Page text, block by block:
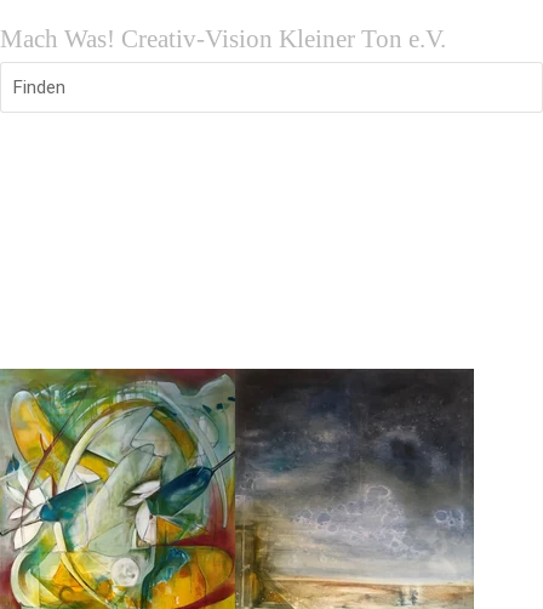
Mach Was! Creativ-Vision Kleiner Ton e.V.
Finden